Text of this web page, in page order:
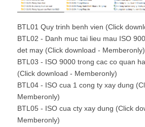
BTL01 Quy trinh benh vien (Click
BTL02 - Danh muc tai lieu mau ISO
det may (Click download - Memberonly)
BTL03 - ISO 9000 trong cac co quan
(Click download - Memberonly)
BTL04 - ISO cua 1 cong ty xay dung
Memberonly)
BTL05 - ISO cua cty xay dung (Click
Memberonly)